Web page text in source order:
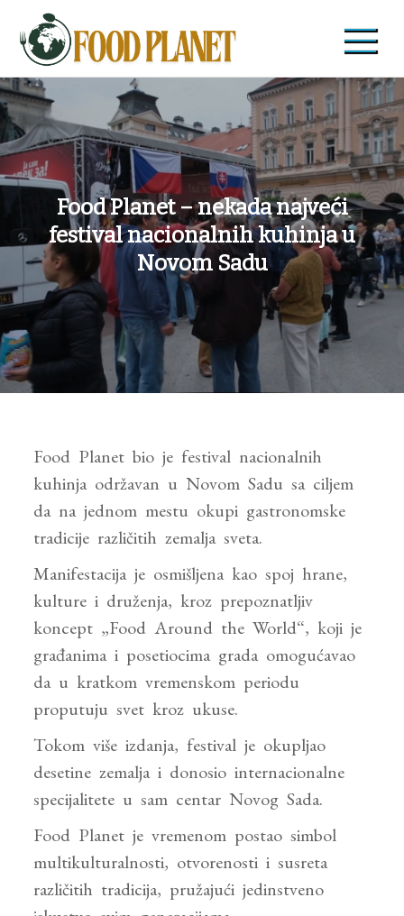
content
Food Planet
Zdravi recepti i saveti
Food Planet – nekada najveći
festival nacionalnih kuhinja u
Novom Sadu
Food Planet bio je festival nacionalnih
kuhinja održavan u Novom Sadu sa ciljem
da na jednom mestu okupi gastronomske
tradicije različitih zemalja sveta.
Manifestacija je osmišljena kao spoj hrane,
kulture i druženja, kroz prepoznatljiv
koncept „Food Around the World“, koji je
građanima i posetiocima grada omogućavao
da u kratkom vremenskom periodu
proputuju svet kroz ukuse.
Tokom više izdanja, festival je okupljao
desetine zemalja i donosio internacionalne
specijalitete u sam centar Novog Sada.
Food Planet je vremenom postao simbol
multikulturalnosti, otvorenosti i susreta
različitih tradicija, pružajući jedinstveno